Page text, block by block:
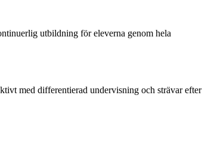
utbildning för eleverna genom hela
med differentierad undervisning och strävar efter